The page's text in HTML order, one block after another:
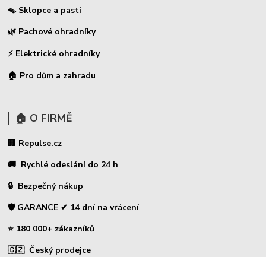
🪤 Sklopce a pasti
🌿 Pachové ohradníky
⚡ Elektrické ohradníky
🏠 Pro dům a zahradu
🏠 O FIRMĚ
🏢 Repulse.cz
🚚 Rychlé odeslání do 24 h
🔒 Bezpečný nákup
🛡️ GARANCE ✔ 14 dní na vrácení
⭐ 180 000+ zákazníků
🇨🇿 Český prodejce